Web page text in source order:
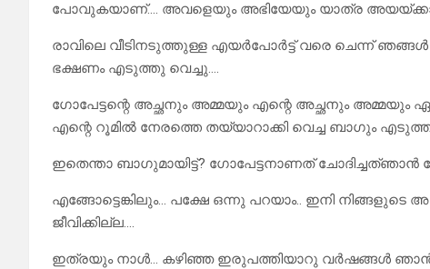
പോവുകയാണ്…. അവളെയും അഭിയേയും യാത്ര
രാവിലെ വീടിനടുത്തുള്ള എയർപോർട്ട് വരെ ചെന്ന്
ഭക്ഷണം എടുത്തു വെച്ചു….
ഗോപേട്ടന്റെ അച്ഛനും അമ്മയും എന്റെ അച്ഛനും അമ്മയും
എന്റെ റൂമിൽ നേരത്തെ തയ്യാറാക്കി വെച്ച ബാഗും
ഇതെന്താ ബാഗുമായിട്ട്? ഗോപേട്ടനാണത്
എങ്ങോട്ടെങ്കിലും… പക്ഷേ ഒന്നു പറയാം.. ഇനി
ജീവിക്കില്ല….
ഇത്രയും നാൾ… കഴിഞ്ഞ ഇരുപത്തിയാറു വർഷങ്ങൾ ഞാൻ